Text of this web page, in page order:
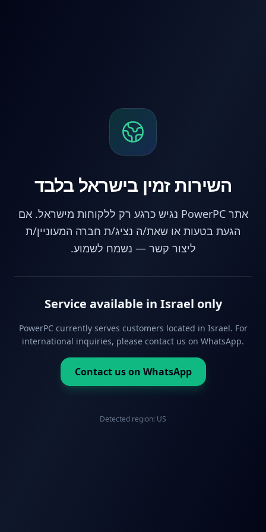
השירות זמין בישראל בלבד
אתר PowerPC נגיש כרגע רק ללקוחות מישראל. אם
הגעת בטעות או שאת/ה נציג/ת חברה המעוניין/ת
ליצור קשר — נשמח לשמוע.
Service available in Israel only
PowerPC currently serves customers located in Israel. For
international inquiries, please contact us on WhatsApp.
Contact us on WhatsApp
Detected region: US